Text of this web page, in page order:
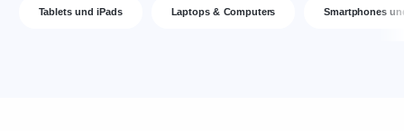
Tablets und iPads Laptops & Computers Smartphones